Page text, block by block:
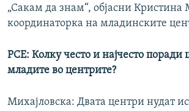
„Сакам да знам“, објасни Кристина
координаторка на младинските
РСЕ: Колку често и најчесто поради
младите во центрите?
Михајловска: Двата центри нудат